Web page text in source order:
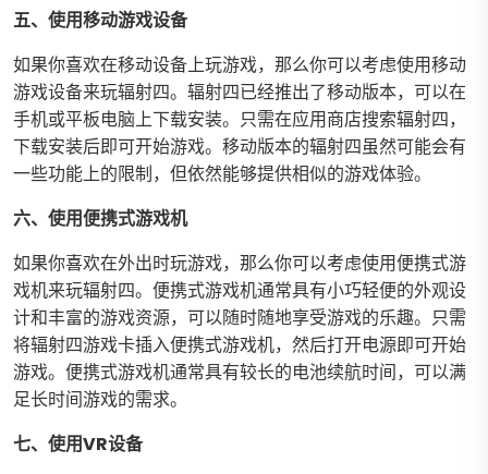
五、使用移动游戏设备
如果你喜欢在移动设备上玩游戏，那么你可以考虑使用移动
游戏设备来玩辐射四。辐射四已经推出了移动版本，可以在
手机或平板电脑上下载安装。只需在应用商店搜索辐射四，
下载安装后即可开始游戏。移动版本的辐射四虽然可能会有
一些功能上的限制，但依然能够提供相似的游戏体验。
六、使用便携式游戏机
如果你喜欢在外出时玩游戏，那么你可以考虑使用便携式游
戏机来玩辐射四。便携式游戏机通常具有小巧轻便的外观设
计和丰富的游戏资源，可以随时随地享受游戏的乐趣。只需
将辐射四游戏卡插入便携式游戏机，然后打开电源即可开始
游戏。便携式游戏机通常具有较长的电池续航时间，可以满
足长时间游戏的需求。
七、使用VR设备